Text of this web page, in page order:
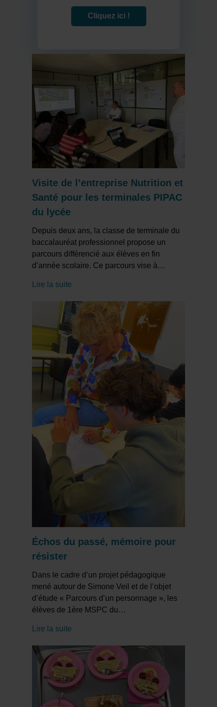
Cliquez ici !
Visite de l’entreprise Nutrition et
Santé pour les terminales PIPAC
du lycée
Depuis deux ans, la classe de terminale du
baccalauréat professionnel propose un
parcours différencié aux élèves en fin
d’année scolaire. Ce parcours vise à…
Lire la suite
Échos du passé, mémoire pour
résister
Dans le cadre d’un projet pédagogique
mené autour de Simone Veil et de l’objet
d’étude « Parcours d’un personnage », les
élèves de 1ère MSPC du…
Lire la suite